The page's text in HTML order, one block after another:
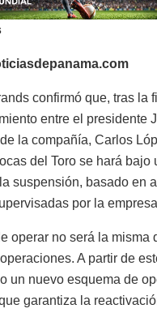
confirmó que, tras la
entre el presidente
la compañía, Carlos
del Toro se hará bajo
suspensión, basado en
por la
operar no será la misma
A partir de
un nuevo esquema de
garantiza la